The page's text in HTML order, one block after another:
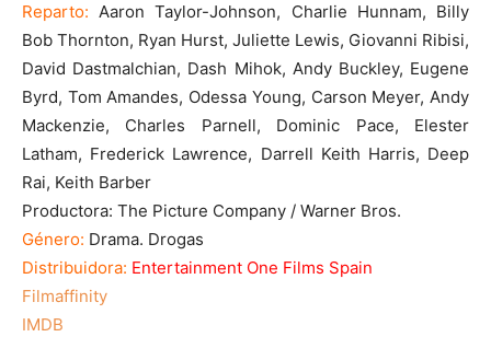
Reparto: Aaron Taylor-Johnson, Charlie Hunnam, Billy
Bob Thornton, Ryan Hurst, Juliette Lewis, Giovanni Ribisi,
David Dastmalchian, Dash Mihok, Andy Buckley, Eugene
Byrd, Tom Amandes, Odessa Young, Carson Meyer, Andy
Mackenzie, Charles Parnell, Dominic Pace, Elester
Latham, Frederick Lawrence, Darrell Keith Harris, Deep
Rai, Keith Barber
Productora: The Picture Company / Warner Bros.
Género: Drama. Drogas
Distribuidora: Entertainment One Films Spain
Filmaffinity
IMDB